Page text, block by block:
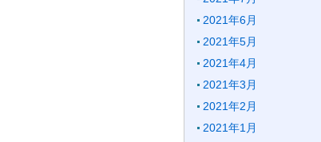
2021年6月
2021年5月
2021年4月
2021年3月
2021年2月
2021年1月